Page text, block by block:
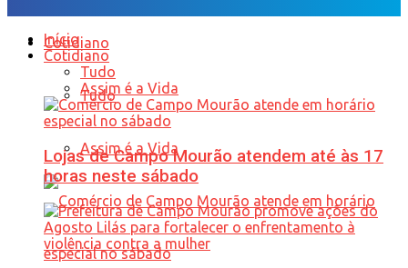
Cotidiano
Tudo
Assim é a Vida
Início
Cotidiano
Tudo
Assim é a Vida
Lojas de Campo Mourão atendem até às 17
horas neste sábado